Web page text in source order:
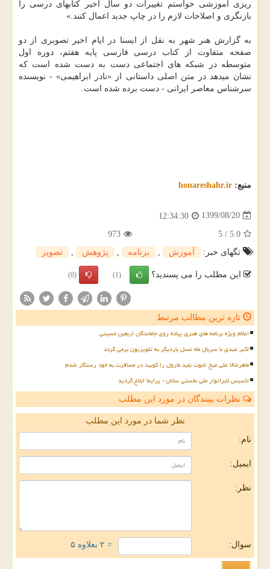
ریزی آموزشی خواستم تغییرات دو سال اخیر کتابهای درسی را
بازنگری و اصلاحات لازم را در چاپ جدید اعمال کنند.»
به گزارش هنر شهر به نقل از ایسنا در ایام اخیر تصویری از دو
صفحه متفاوت از کتاب درسی فارسی پایه هفتم، دوره اول
متوسطه در شبکه های اجتماعی دست به دست شده است که
نشان میدهد در متن اصلی داستانی از «نادر ابراهیمی» - نویسنده
سرشناس معاصر ایرانی - دست برده شده است.
منبع: honareshahr.ir
1399/08/20
12:34:30
5.0
/
5
973
تگهای خبر:
آموزش برنامه پژوهش تصویر
این مطلب را می پسندید؟ (1)
(0)
تازه ترین مطالب مرتبط
اعلام ویژه برنامه های هنری پیاده روی جاماندگان اربعین حسینی
اکبر عبدی با سریال ماه عسل باردیگر به تلویزیون برمی گردد
ماهرشالا علی میخ تابوت بلید مارول را کوبید در مسافرت به خود رستگار شدم
تأسیس لابراتوار ملی نخستی سانان - پرایما ابلاغ گردید
نظرات بینندگان در مورد این مطلب
نظر شما در مورد این مطلب
نام:
ایمیل:
نظر:
سوال: = ۲ بعلاوه ۵